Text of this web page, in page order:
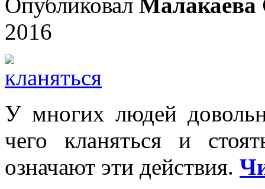
2016
У многих людей
чего кланяться и
означают эти действия.